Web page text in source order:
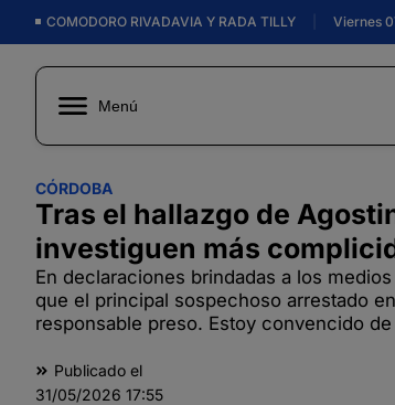
COMODORO RIVADAVIA Y RADA TILLY Viernes
Menú
CÓRDOBA
Tras el hallazgo de
investiguen más
En declaraciones brindadas a los
que el principal sospechoso arrestado
responsable preso. Estoy convencido
Publicado el
31/05/2026 17:55